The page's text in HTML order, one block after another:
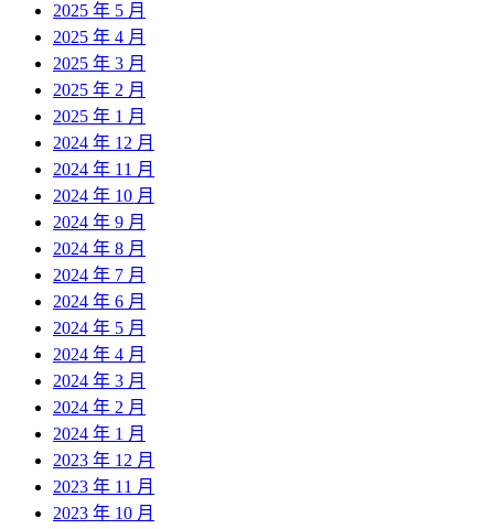
2025 年 5 月
2025 年 4 月
2025 年 3 月
2025 年 2 月
2025 年 1 月
2024 年 12 月
2024 年 11 月
2024 年 10 月
2024 年 9 月
2024 年 8 月
2024 年 7 月
2024 年 6 月
2024 年 5 月
2024 年 4 月
2024 年 3 月
2024 年 2 月
2024 年 1 月
2023 年 12 月
2023 年 11 月
2023 年 10 月